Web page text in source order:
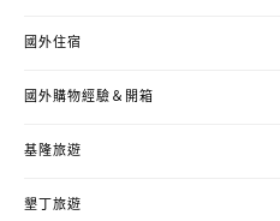
國外住宿
國外購物經驗＆開箱
基隆旅遊
墾丁旅遊